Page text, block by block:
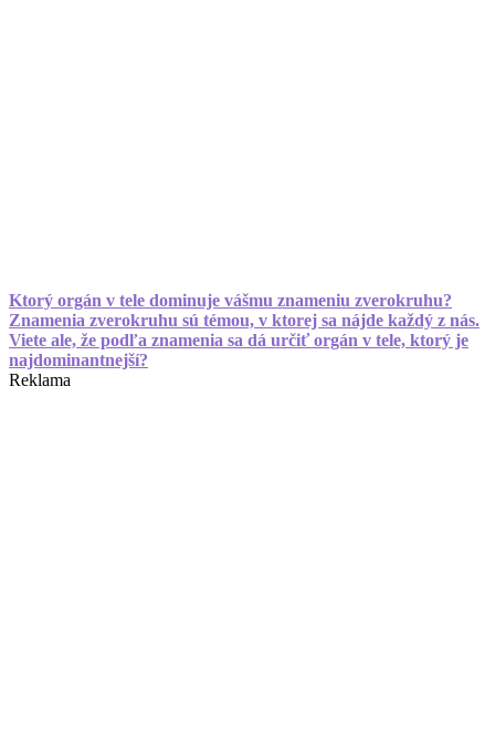
Ktorý orgán v tele dominuje vášmu znameniu zverokruhu?
Znamenia zverokruhu sú témou, v ktorej sa nájde každý z nás.
Viete ale, že podľa znamenia sa dá určiť orgán v tele, ktorý je
najdominantnejší?
Reklama